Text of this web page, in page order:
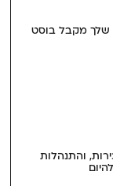
שלך מקבל בוסט
והתנהלות